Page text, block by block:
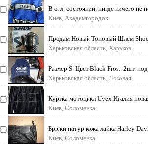
В отл. состоянии. нигде ничего не
Киев, Академгородок
Продам Новый Топовый Шлем
размер XS
Харьковская область, Харьков
Размер S. Цвет Black Frost. 2шт.
Харьковская область, Лозовая
Куртка мотоцикл Uvex Италия
магазине
Киев, Соломенка
Брюки натур кожа лайка Harley
запас длин
Киев, Соломенка